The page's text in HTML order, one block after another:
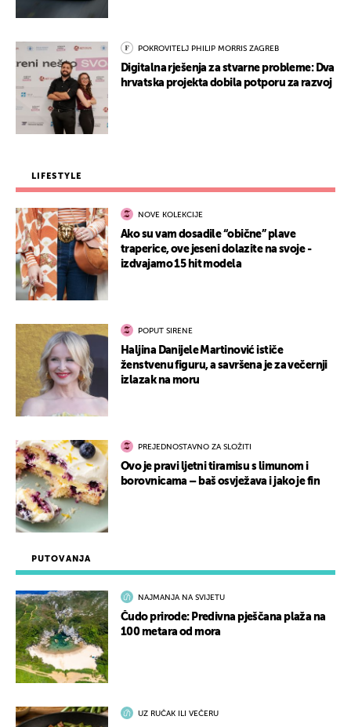
PUTOVANJA
NAJMANJA NA SVIJETU
Čudo prirode: Predivna pješčana plaža na
100 metara od mora
UZ RUČAK ILI VEČERU
POKROVITELJ PHILIP MORRIS ZAGREB
Digitalna rješenja za stvarne probleme: Dva
hrvatska projekta dobila potporu za razvoj
LIFESTYLE
NOVE KOLEKCIJE
Ako su vam dosadile “obične” plave
traperice, ove jeseni dolazite na svoje -
izdvajamo 15 hit modela
POPUT SIRENE
Haljina Danijele Martinović ističe
ženstvenu figuru, a savršena je za večernji
izlazak na moru
PREJEDNOSTAVNO ZA SLOŽITI
Ovo je pravi ljetni tiramisu s limunom i
borovnicama – baš osvježava i jako je fin